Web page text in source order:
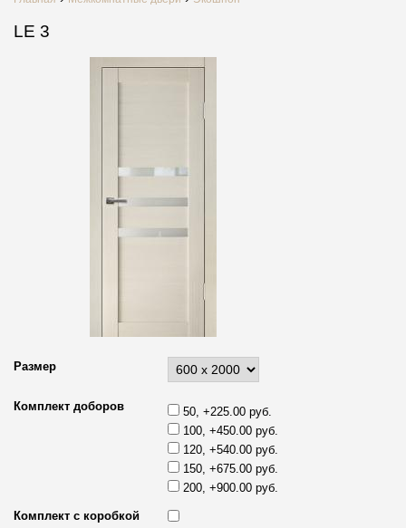
LE 3
Размер
Комплект доборов
50, +225.00 руб.
100, +450.00 руб.
120, +540.00 руб.
150, +675.00 руб.
200, +900.00 руб.
Комплект с коробкой